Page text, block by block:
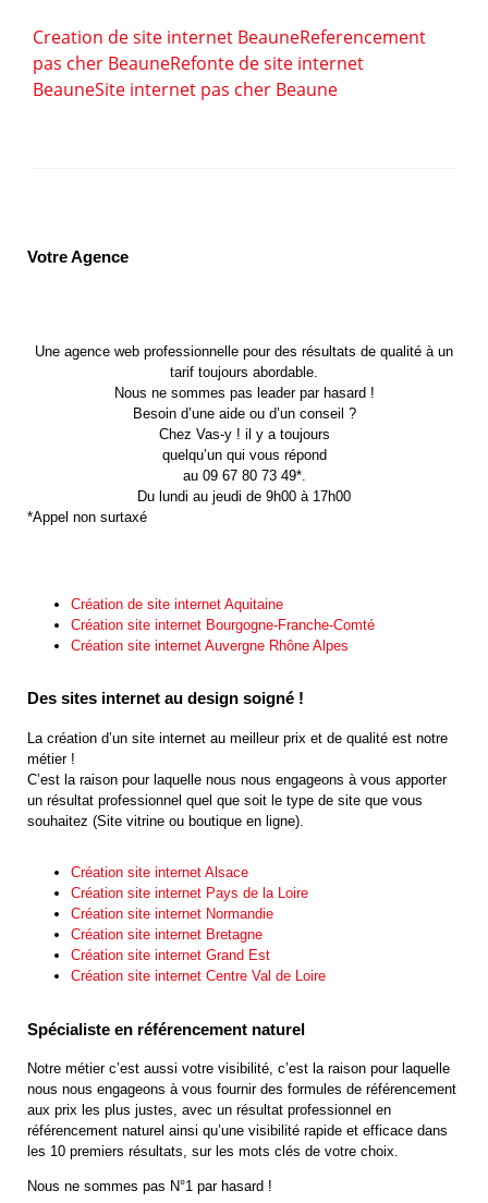
Creation de site internet BeauneReferencement
pas cher BeauneRefonte de site internet
BeauneSite internet pas cher Beaune
Votre Agence
Une agence web professionnelle pour des résultats de qualité à un
tarif toujours abordable.
Nous ne sommes pas leader par hasard !
Besoin d’une aide ou d’un conseil ?
Chez Vas-y ! il y a toujours
quelqu’un qui vous répond
au 09 67 80 73 49*.
Du lundi au jeudi de 9h00 à 17h00
*Appel non surtaxé
Création de site internet Aquitaine
Création site internet Bourgogne-Franche-Comté
Création site internet Auvergne Rhône Alpes
Des sites internet au design soigné !
La création d’un site internet au meilleur prix et de qualité est notre
métier !
C’est la raison pour laquelle nous nous engageons à vous apporter
un résultat professionnel quel que soit le type de site que vous
souhaitez (Site vitrine ou boutique en ligne).
Création site internet Alsace
Création site internet Pays de la Loire
Création site internet Normandie
Création site internet Bretagne
Création site internet Grand Est
Création site internet Centre Val de Loire
Spécialiste en référencement naturel
Notre métier c’est aussi votre visibilité, c’est la raison pour laquelle
nous nous engageons à vous fournir des formules de référencement
aux prix les plus justes, avec un résultat professionnel en
référencement naturel ainsi qu’une visibilité rapide et efficace dans
les 10 premiers résultats, sur les mots clés de votre choix.
Nous ne sommes pas N°1 par hasard !